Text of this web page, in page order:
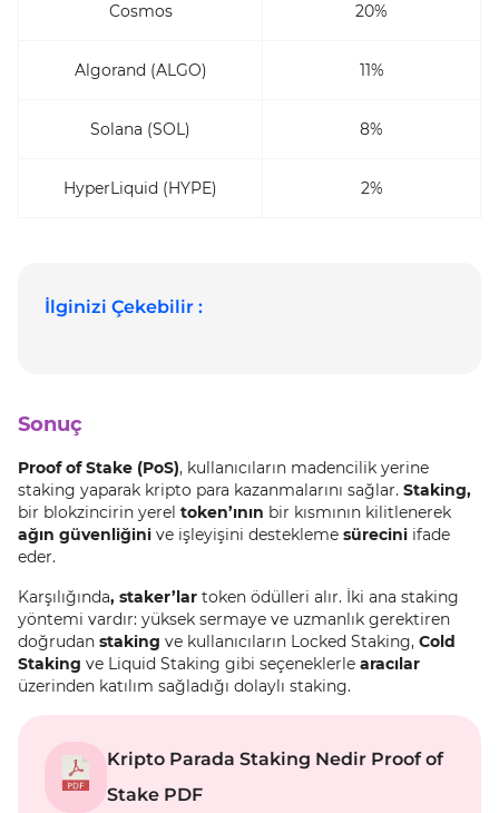
Cosmos 20%
Algorand (ALGO) 11%
Solana (SOL) 8%
HyperLiquid (HYPE) 2%
İlginizi Çekebilir :
Sonuç
Proof of Stake (PoS), kullanıcıların madencilik yerine
staking yaparak kripto para kazanmalarını sağlar. Staking,
bir blokzincirin yerel token’ının bir kısmının kilitlenerek
ağın güvenliğini ve işleyişini destekleme sürecini ifade
eder.
Karşılığında, staker’lar token ödülleri alır. İki ana staking
yöntemi vardır: yüksek sermaye ve uzmanlık gerektiren
doğrudan staking ve kullanıcıların Locked Staking, Cold
Staking ve Liquid Staking gibi seçeneklerle aracılar
üzerinden katılım sağladığı dolaylı staking.
Kripto Parada Staking Nedir Proof of
Stake PDF